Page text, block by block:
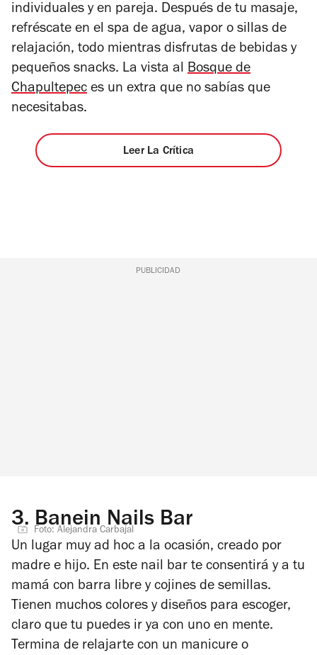
individuales y en pareja. Después de tu masaje,
refréscate en el spa de agua, vapor o sillas de
relajación, todo mientras disfrutas de bebidas y
pequeños snacks. La vista al Bosque de
Chapultepec es un extra que no sabías que
necesitabas.
Leer La Crítica
PUBLICIDAD
3. Banein Nails Bar
Foto: Alejandra Carbajal
Un lugar muy ad hoc a la ocasión, creado por
madre e hijo. En este nail bar te consentirá y a tu
mamá con barra libre y cojines de semillas.
Tienen muchos colores y diseños para escoger,
claro que tu puedes ir ya con uno en mente.
Termina de relajarte con un manicure o